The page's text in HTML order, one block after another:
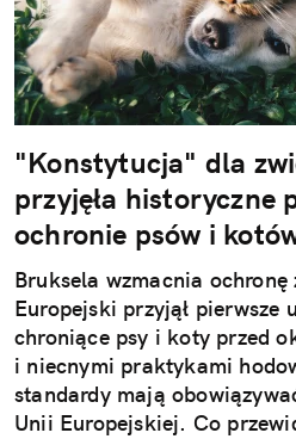
"Konstytucja" dla
przyjęła historyczne
ochronie psów i
Bruksela wzmacnia
Europejski przyjął pierwsze
chroniące psy i koty przed
i niecnymi praktykami
standardy mają
Unii Europejskiej. Co